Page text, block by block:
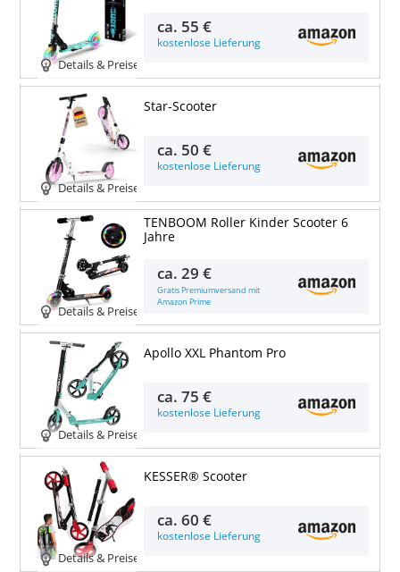
Details & Preise
ca. 55 €
kostenlose Lieferung
Details & Preise
Star-Scooter
ca. 50 €
kostenlose Lieferung
Details & Preise
TENBOOM Roller Kinder Scooter 6
Jahre
ca.29 €
Gratis Premiumversand mit
Amazon Prime
Details & Preise
Apollo XXL Phantom Pro
ca.75 €
kostenlose Lieferung
Details & Preise
KESSER® Scooter
ca.60 €
kostenlose Lieferung